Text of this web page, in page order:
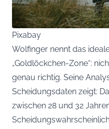
Pixabay
Wolfinger nennt das
„Goldlöckchen-Zone“:
genau richtig. Seine
Scheidungsdaten zeigt:
zwischen 28 und 32